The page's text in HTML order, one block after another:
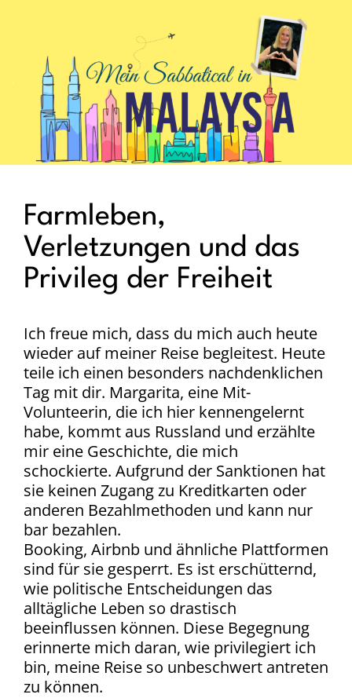
.
Farmleben,
Verletzungen und das
Privileg der Freiheit
Ich freue mich, dass du mich auch heute
wieder auf meiner Reise begleitest. Heute
teile ich einen besonders nachdenklichen
Tag mit dir. Margarita, eine Mit-
Volunteerin, die ich hier kennengelernt
habe, kommt aus Russland und erzählte
mir eine Geschichte, die mich
schockierte. Aufgrund der Sanktionen hat
sie keinen Zugang zu Kreditkarten oder
anderen Bezahlmethoden und kann nur
bar bezahlen.
Booking, Airbnb und ähnliche Plattformen
sind für sie gesperrt. Es ist erschütternd,
wie politische Entscheidungen das
alltägliche Leben so drastisch
beeinflussen können. Diese Begegnung
erinnerte mich daran, wie privilegiert ich
bin, meine Reise so unbeschwert antreten
zu können.